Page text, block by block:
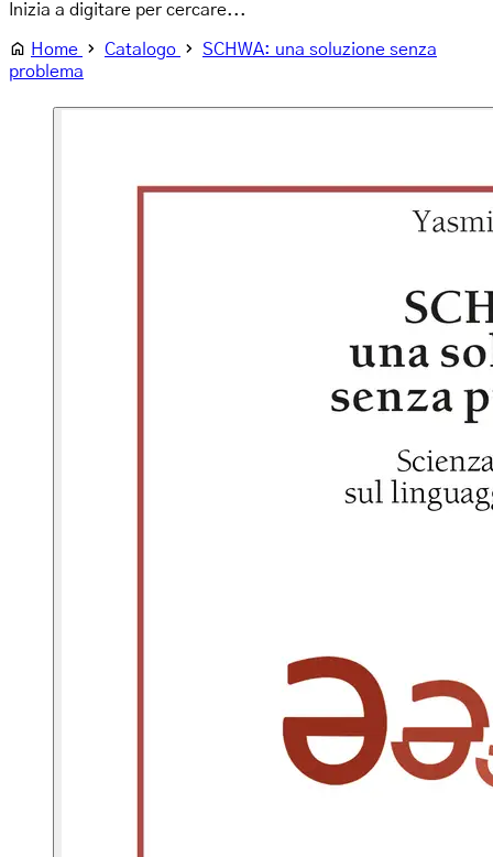
Inizia a digitare per cercare...
Home Catalogo
SCHWA: una soluzione senza
problema